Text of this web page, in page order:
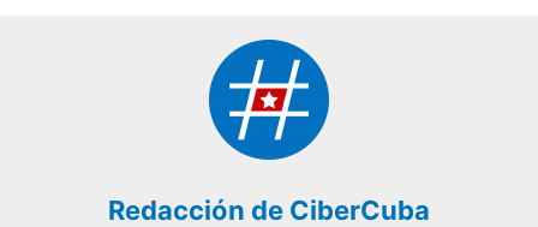
Redacción de CiberCuba